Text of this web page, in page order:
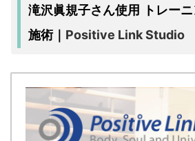
滝沢眞規子さん使用 トレー
施術｜ Positive Link Studio